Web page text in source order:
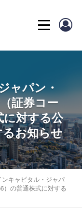
ャパン・
証券コー
に対する公
お知らせ
ンキャピタル・ジャパ
）の普通株式に対する